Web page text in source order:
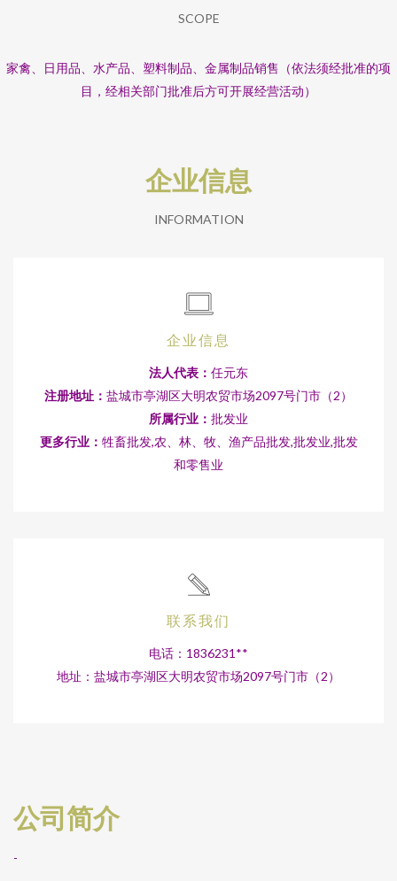
SCOPE
家禽、日用品、水产品、塑料制品、金属制品销售（依法须经批准的项
目，经相关部门批准后方可开展经营活动）
企业信息
INFORMATION
企业信息
法人代表： 任元东
注册地址： 盐城市亭湖区大明农贸市场2097号门市（2）
所属行业： 批发业
更多行业： 牲畜批发,农、林、牧、渔产品批发,批发业,批发
和零售业
联系我们
电话：1836231**
地址：盐城市亭湖区大明农贸市场2097号门市（2）
公司简介
-